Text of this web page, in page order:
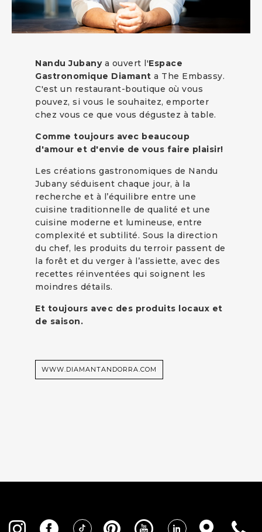
Nandu Jubanya ouvert l'Espace
Gastronomique Diamant a The Embassy.
C'est un restaurant-boutique où vous
pouvez, si vous le souhaitez, emporter
chez vous ce que vous dégustez à table.
Comme toujours avec beaucoup
d'amour et d'envie de vous faire plaisir!
Les créations gastronomiques de Nandu
Jubany séduisent chaque jour, à la
recherche et à l’équilibre entre une
cuisine traditionnelle de qualité et une
cuisine moderne et lumineuse, entre
complexité et subtilité. Sous la direction
du chef, les produits du terroir passent de
la forêt et du verger à l’assiette, avec des
recettes réinventées qui soignent les
moindres détails.
Et toujours avec des produits locaux et
de saison.
WWW.DIAMANTANDORRA.COM